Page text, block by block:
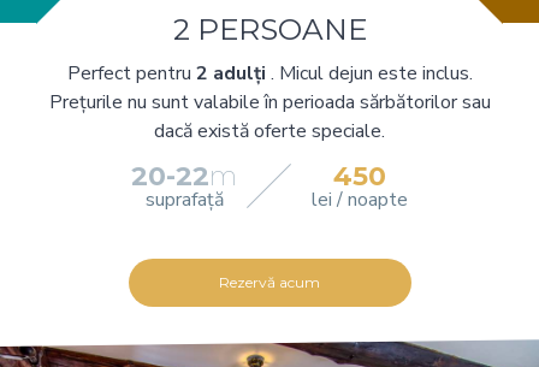
2 PERSOANE
Perfect pentru 2 adulți . Micul dejun este inclus.
Prețurile nu sunt valabile în perioada sărbătorilor sau
dacă există oferte speciale.
20-22m
suprafață
450
lei / noapte
Rezervă acum